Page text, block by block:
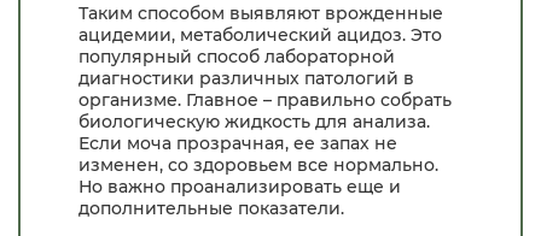
Таким способом выявляют врожденные
ацидемии, метаболический ацидоз. Это
популярный способ лабораторной
диагностики различных патологий в
организме. Главное – правильно собрать
биологическую жидкость для анализа.
Если моча прозрачная, ее запах не
изменен, со здоровьем все нормально.
Но важно проанализировать еще и
дополнительные показатели.